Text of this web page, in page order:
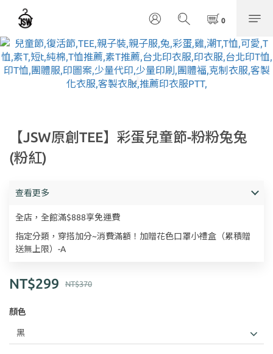
【JSW原創TEE】彩蛋兒童節-粉粉兔兔
(粉紅)
全店，全館滿$888享免運費
指定分類，穿搭加分~消費滿額！加贈花色口罩小禮盒（累積贈
送無上限）-A
查看更多
NT$370
NT$299
顏色